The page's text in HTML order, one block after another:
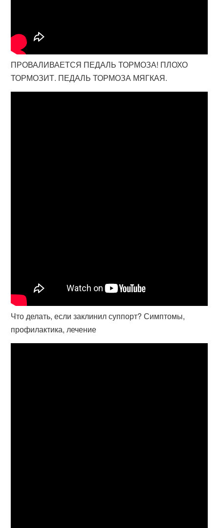
ПРОВАЛИВАЕТСЯ ПЕДАЛЬ ТОРМОЗА! ПЛОХО
ТОРМОЗИТ. ПЕДАЛЬ ТОРМОЗА МЯГКАЯ.
Что делать, если заклинил суппорт? Симптомы,
профилактика, лечение